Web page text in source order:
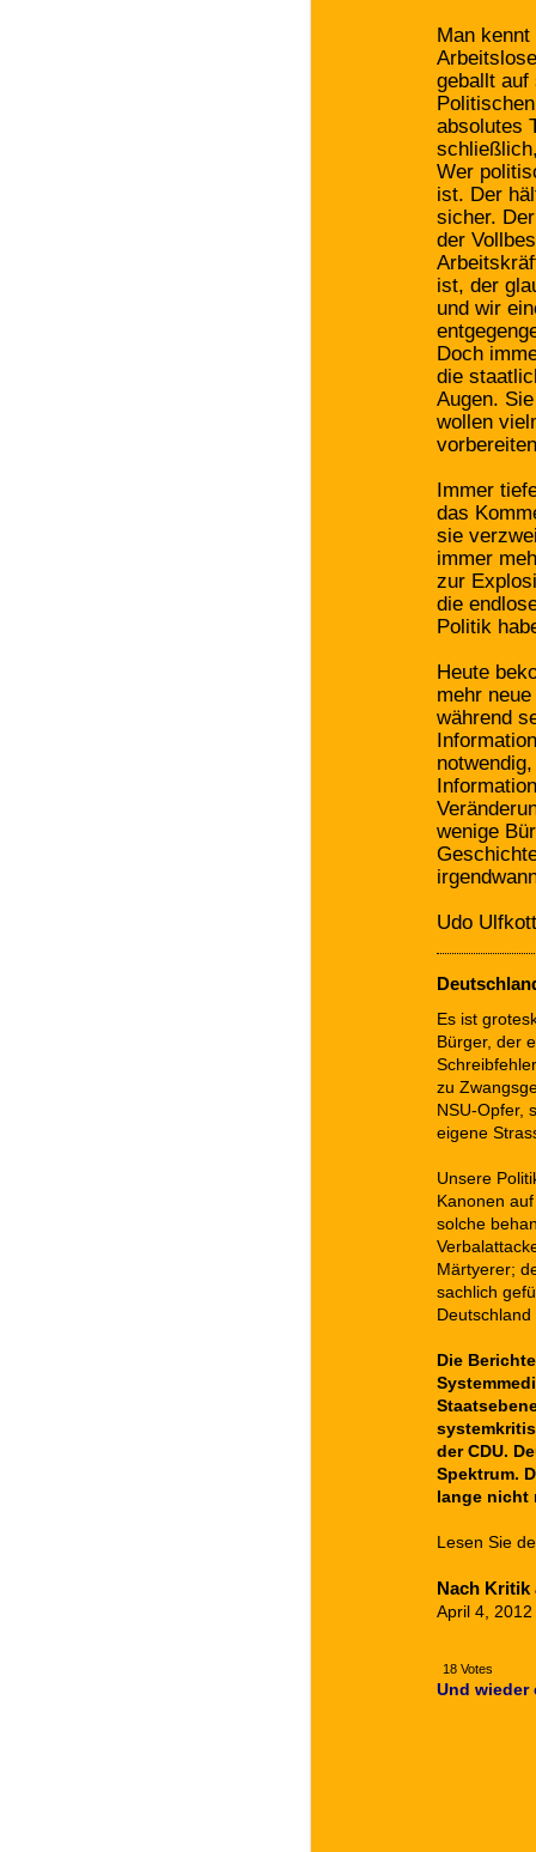
Man
geballt auf
absolutes
Wer
ist. Der
sicher.
der
ist, der
und wir
Doch
die
Augen.
wollen
Immer
das
sie
immer
zur
die
Politik
Heute
mehr
während
wenige
Udo
Es ist
Bürger, der
zu
NSU-Opfer,
eigene
Unsere
Kanonen
solche
Märtyerer;
sachlich
Die
der CDU.
Spektrum.
lange nicht
Lesen Sie
Nach Kritik
April 4,
18 Votes
Und wieder